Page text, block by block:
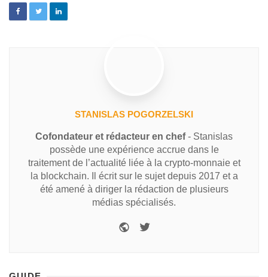
STANISLAS POGORZELSKI
Cofondateur et rédacteur en chef- Stanislas
possède une expérience accrue dans le
traitement de l’actualité liée à la crypto-monnaie et
la blockchain. Il écrit sur le sujet depuis 2017 et a
été amené à diriger la rédaction de plusieurs
médias spécialisés.